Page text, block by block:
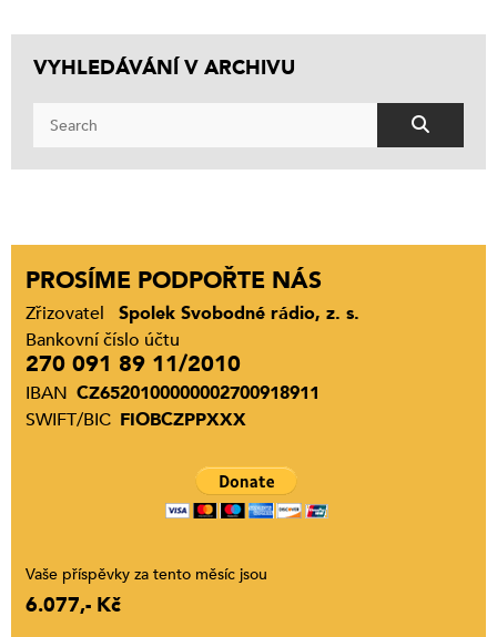
VYHLEDÁVÁNÍ V ARCHIVU
PROSÍME PODPOŘTE NÁS
Zřizovatel
Spolek Svobodné rádio, z. s.
Bankovní číslo účtu
270 091 89 11/2010
IBAN CZ6520100000002700918911
SWIFT/BIC FIOBCZPPXXX
Vaše příspěvky za tento měsíc jsou
6.077,- Kč